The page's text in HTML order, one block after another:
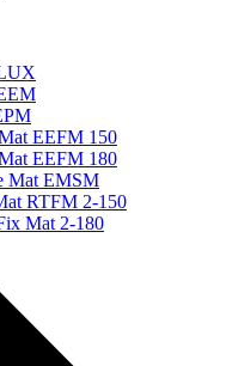
EEFM 150
EEFM 180
Mat EMSM
RTFM 2-150
Mat 2-180